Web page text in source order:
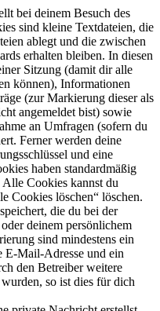
bei deinem Besuch des
sind kleine Textdateien, die
ablegt und die zwischen
erhalten bleiben. In diesen
Sitzung (damit dir alle
können), Informationen
(zur Markierung dieser als
angemeldet bist) sowie
an Umfragen (sofern du
Ferner werden deine
und eine
haben standardmäßig
Cookies kannst du
Cookies löschen“ löschen.
die du bei der
deinem persönlichem
sind mindestens ein
E-Mail-Adresse und ein
den Betreiber weitere
so ist dies für dich